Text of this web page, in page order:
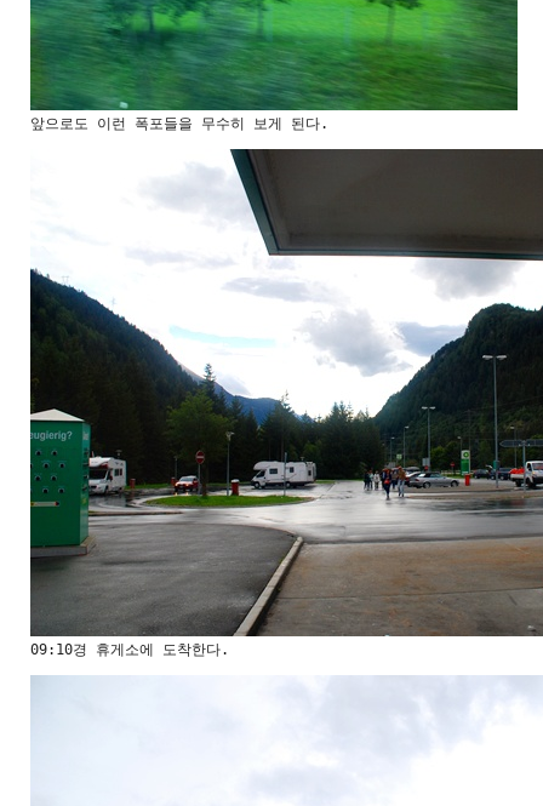
앞으로도 이런 폭포들을 무수히 보게 된다.
09:10경 휴게소에 도착한다.